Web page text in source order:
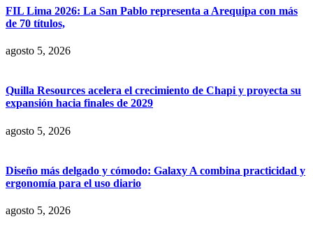
FIL Lima 2026: La San Pablo representa a Arequipa con más
de 70 títulos,
agosto 5, 2026
Quilla Resources acelera el crecimiento de Chapi y proyecta su
expansión hacia finales de 2029
agosto 5, 2026
Diseño más delgado y cómodo: Galaxy A combina practicidad y
ergonomía para el uso diario
agosto 5, 2026